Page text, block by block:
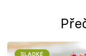
SLADKÉ